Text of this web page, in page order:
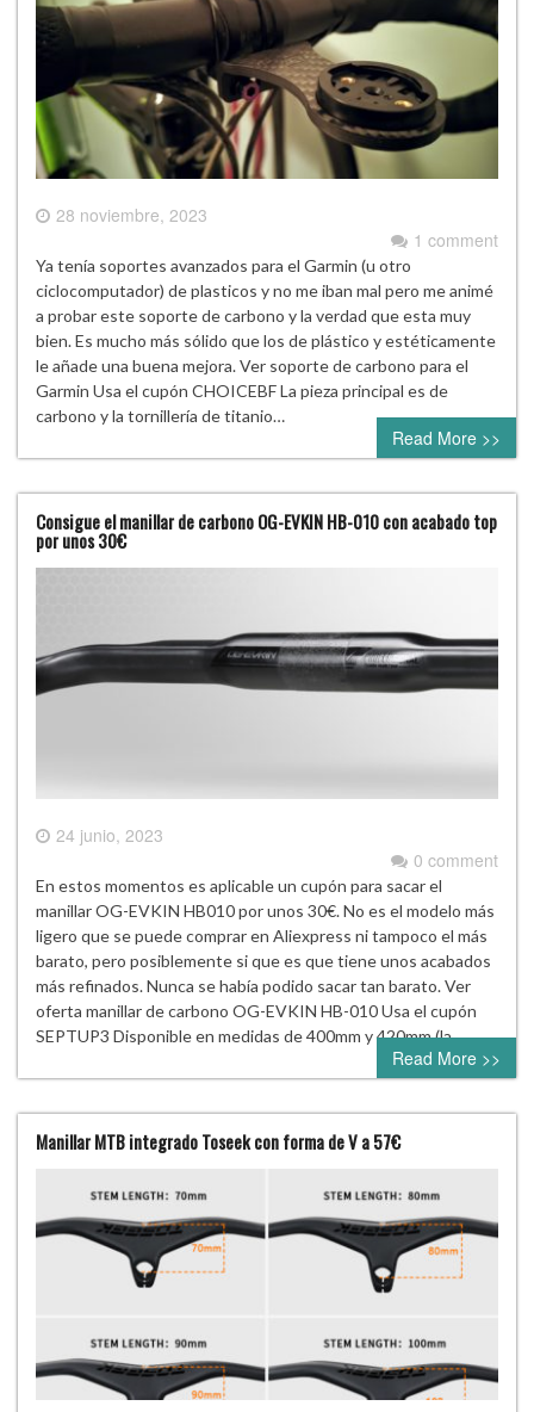
28 noviembre, 2023
1 comment
Ya tenía soportes avanzados para el Garmin (u otro
ciclocomputador) de plasticos y no me iban mal pero me animé
a probar este soporte de carbono y la verdad que esta muy
bien. Es mucho más sólido que los de plástico y estéticamente
le añade una buena mejora. Ver soporte de carbono para el
Garmin Usa el cupón CHOICEBF La pieza principal es de
carbono y la tornillería de titanio…
Read More >>
Consigue el manillar de carbono OG-EVKIN HB-010 con acabado top
por unos 30€
24 junio, 2023
0 comment
En estos momentos es aplicable un cupón para sacar el
manillar OG-EVKIN HB010 por unos 30€. No es el modelo más
ligero que se puede comprar en Aliexpress ni tampoco el más
barato, pero posiblemente si que es que tiene unos acabados
más refinados. Nunca se había podido sacar tan barato. Ver
oferta manillar de carbono OG-EVKIN HB-010 Usa el cupón
SEPTUP3 Disponible en medidas de 400mm y 420mm (la…
Read More >>
Manillar MTB integrado Toseek con forma de V a 57€